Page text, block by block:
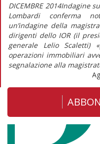
DICEMBRE 2014Indagine
Lombardi conferma
un’indagine della
dirigenti dello IOR (il
generale Lelio Scaletti)
operazioni immobiliari
segnalazione alla